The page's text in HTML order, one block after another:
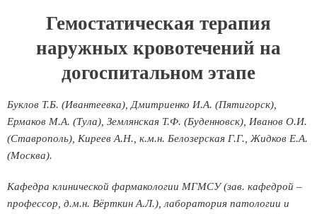
Гемостатическая терапия
наружных кровотечений на
догоспитальном этапе
Буклов Т.Б. (Ивантеевка), Дмитриенко И.А. (Пятигорск),
Ермаков М.А. (Тула), Землянская Т.Ф. (Буденновск), Иванов О.И.
(Ставрополь), Киреев А.Н., к.м.н. Белозерская Г.Г., Жидков Е.А.
(Москва).
Кафедра клинической фармакологии МГМСУ (зав. кафедрой –
профессор, д.м.н. Вёрткин А.Л.), лаборатория патологии и